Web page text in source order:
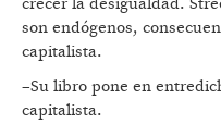
crecer la desigualdad.
son endógenos,
capitalista.
–Su libro pone en
capitalista.